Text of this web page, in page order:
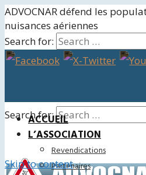
ADVOCNAR défend les
nuisances aériennes
Search for:
Search for:
ACCUEIL
L’ASSOCIATION
Revendications
Partenaires
Skip to content